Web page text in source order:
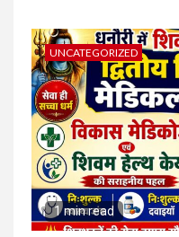
UNCATEGORIZED
1 min read